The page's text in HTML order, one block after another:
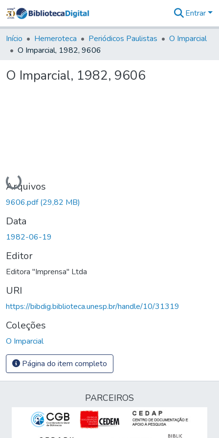
&
Coleções
Tudo na
Digital
Entrar
Início Hemeroteca Periódicos Paulistas
O Imparcial
O Imparcial, 1982, 9606
O Imparcial, 1982, 9606
Carregando...
Arquivos
9606.pdf(29,82 MB)
Data
1982-06-19
Editor
Editora "Imprensa" Ltda
URI
https://bibdig.biblioteca.unesp.br/handle/10/31319
Coleções
O Imparcial
Página do item completo
PARCEIROS